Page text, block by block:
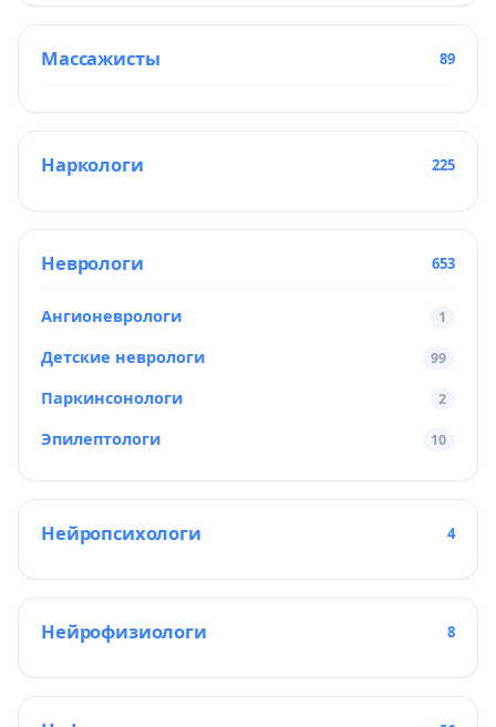
Массажисты 89
Наркологи 225
Неврологи 653
Ангионеврологи 1
Детские неврологи 99
Паркинсонологи 2
Эпилептологи 10
Нейропсихологи 4
Нейрофизиологи 8